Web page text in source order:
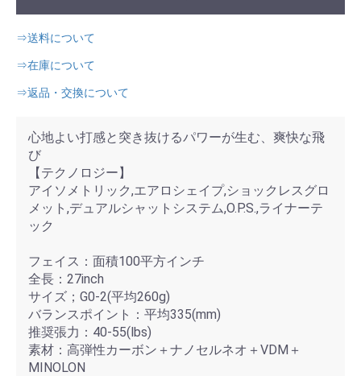
⇒送料について
⇒在庫について
⇒返品・交換について
心地よい打感と突き抜けるパワーが生む、爽快な飛
び
【テクノロジー】
アイソメトリック,エアロシェイプ,ショックレスグロ
メット,デュアルシャットシステム,O.P.S.,ライナーテ
ック
フェイス：面積100平方インチ
全長：27inch
サイズ；G0-2(平均260g)
バランスポイント：平均335(mm)
推奨張力：40-55(lbs)
素材：高弾性カーボン＋ナノセルネオ＋VDM＋
MINOLON